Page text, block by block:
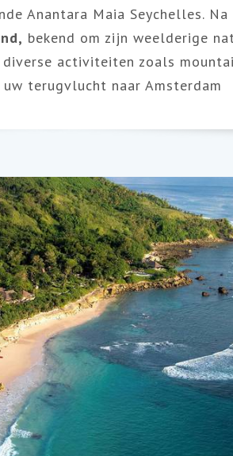
Anantara Maia Seychelles.
bekend om zijn weelderige
activiteiten zoals
terugvlucht naar Amsterdam